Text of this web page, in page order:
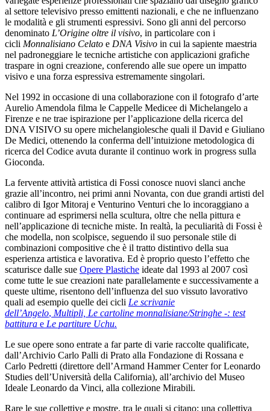
al settore televisivo presso emittenti nazionali, e che ne influenzano
le modalità e gli strumenti espressivi. Sono gli anni del percorso
denominato L’Origine oltre il visivo, in particolare con i
cicli Monnalisiano Celato e DNA Visivo in cui la sapiente maestria
nel padroneggiare le tecniche artistiche con applicazioni grafiche
traspare in ogni creazione, conferendo alle sue opere un impatto
visivo e una forza espressiva estremamente singolari.
Nel 1992 in occasione di una collaborazione con il fotografo d’arte
Aurelio Amendola filma le Cappelle Medicee di Michelangelo a
Firenze e ne trae ispirazione per l’applicazione della ricerca del
DNA VISIVO su opere michelangiolesche quali il David e Giuliano
De Medici, ottenendo la conferma dell’intuizione metodologica di
ricerca del Codice avuta durante il continuo work in progress sulla
Gioconda.
La fervente attività artistica di Fossi conosce nuovi slanci anche
grazie all’incontro, nei primi anni Novanta, con due grandi artisti del
calibro di Igor Mitoraj e Venturino Venturi che lo incoraggiano a
continuare ad esprimersi nella scultura, oltre che nella pittura e
nell’applicazione di tecniche miste. In realtà, la peculiarità di Fossi è
che modella, non scolpisce, seguendo il suo personale stile di
combinazioni compositive che è il tratto distintivo della sua
esperienza artistica e lavorativa. Ed è proprio questo l’effetto che
scaturisce dalle sue Opere Plastiche ideate dal 1993 al 2007 così
come tutte le sue creazioni nate parallelamente e successivamente a
queste ultime, risentono dell’influenza del suo vissuto lavorativo
quali ad esempio quelle dei cicli Le scrivanie
dell’Angelo, Multipli, Le cartoline monnalisiane/Stringhe -: test
battitura e Le partiture Uchu.
Le sue opere sono entrate a far parte di varie raccolte qualificate,
dall’Archivio Carlo Palli di Prato alla Fondazione di Rossana e
Carlo Pedretti (direttore dell’Armand Hammer Center for Leonardo
Studies dell’Università della California), all’archivio del Museo
Ideale Leonardo da Vinci, alla collezione Mirabili.
Rare le sue collettive e mostre, tra le quali si citano: una collettiva